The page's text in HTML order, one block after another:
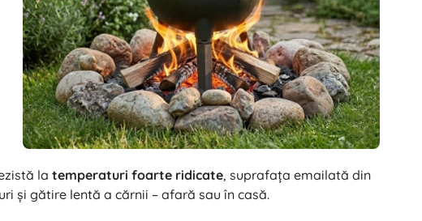
la temperaturi foarte ridicate, suprafața emailată din
și gătire lentă a cărnii – afară sau în casă.